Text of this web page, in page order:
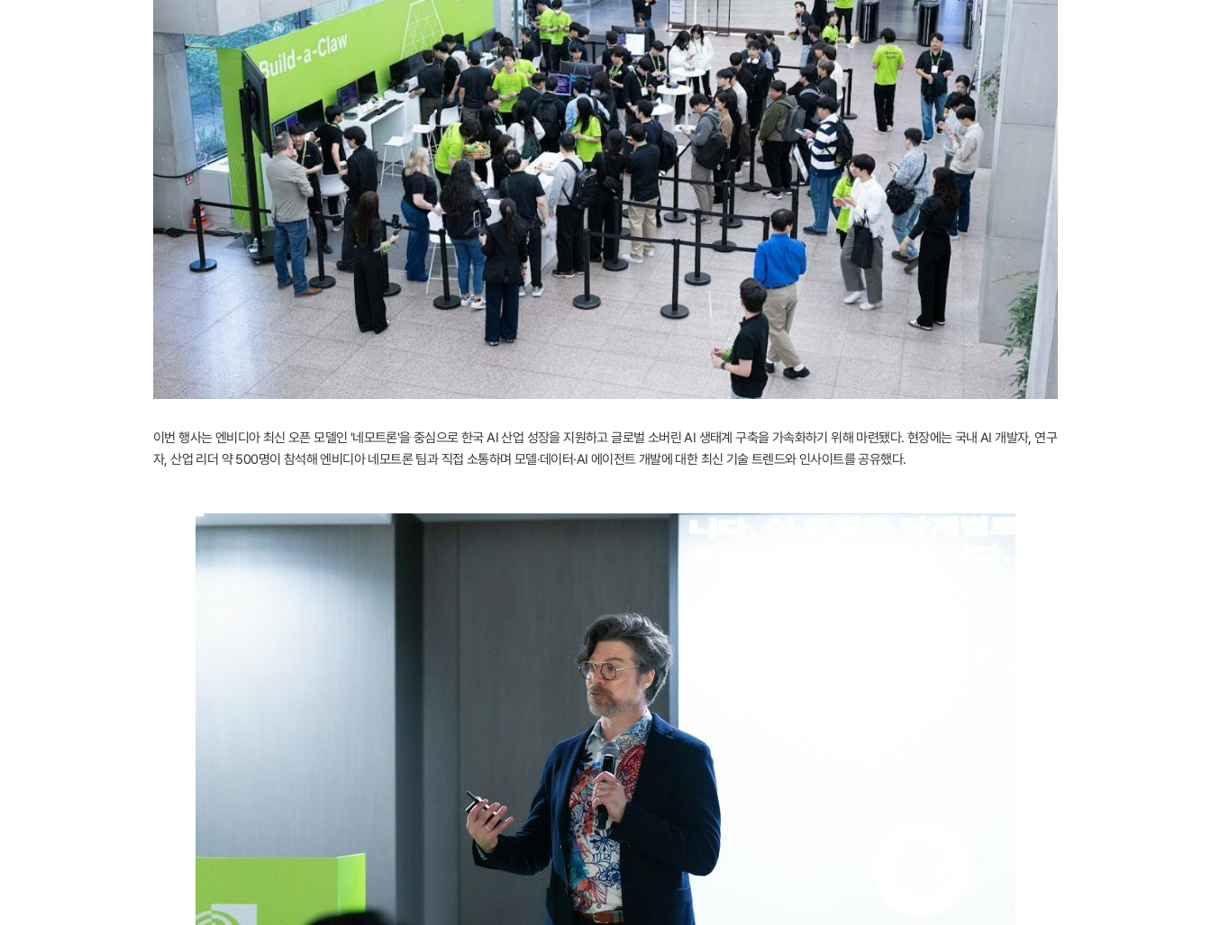
이번 행사는 엔비디아 최신 오픈 모델인 '네모트론'을 중심으로 한국 AI 산업 성장을 지원하고 글로벌 소버린 AI 생태계 구축을 가속화하기 위해 마련됐다. 현장에는 국내 AI 개발자, 연구
자, 산업 리더 약 500명이 참석해 엔비디아 네모트론 팀과 직접 소통하며 모델·데이터·AI 에이전트 개발에 대한 최신 기술 트렌드와 인사이트를 공유했다.